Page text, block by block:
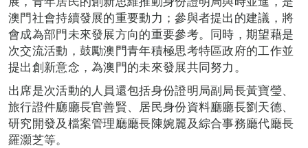
澳門社會持續發展的重要動力；參與者提出的建議，將
會成為部門未來發展方向的重要參考。同時，期望藉是
次交流活動，鼓勵澳門青年積極思考特區政府的工作並
提出創新意念，為澳門的未來發展共同努力。
出席是次活動的人員還包括身份證明局副局長黃寶瑩、
旅行證件廳廳長官善賢、居民身份資料廳廳長劉天德、
研究開發及檔案管理廳廳長陳婉麗及綜合事務廳代廳長
羅灝芝等。